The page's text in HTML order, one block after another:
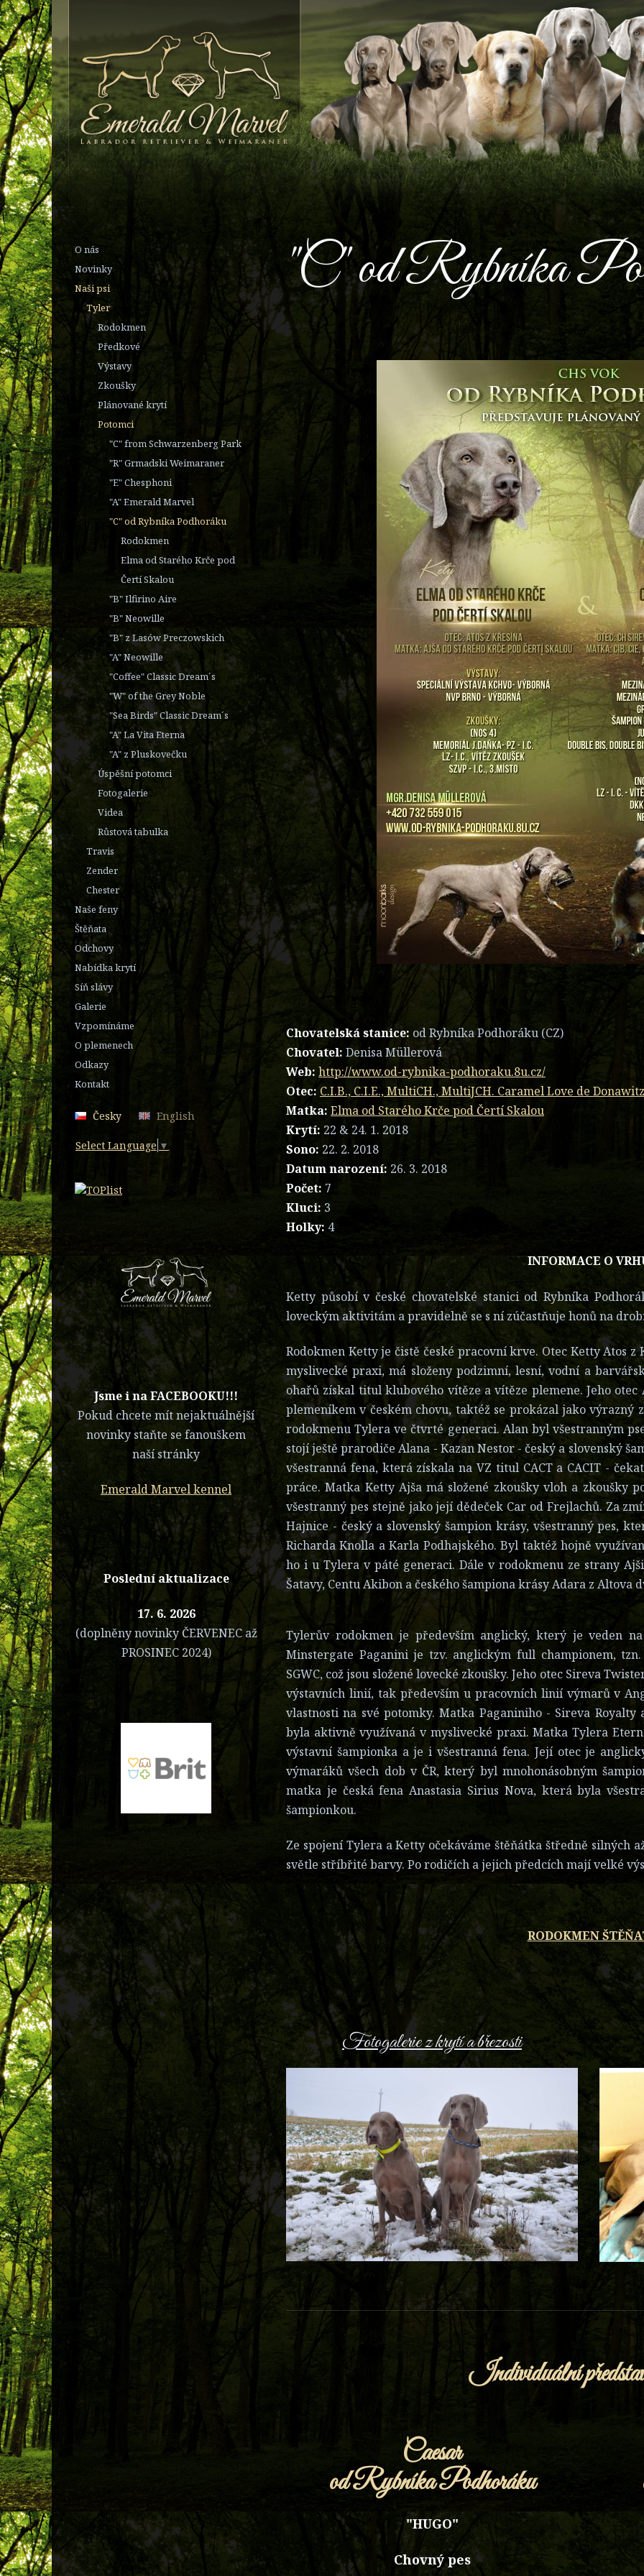
O nás
Novinky
Naši psi
Tyler
Rodokmen
Předkové
Výstavy
Zkoušky
Plánované krytí
Potomci
"C" from Schwarzenberg Park
"R" Grmadski Weimaraner
"E" Chesphoni
"A" Emerald Marvel
"C" od Rybníka Podhoráku
Rodokmen
Elma od Starého Krče pod
Čertí Skalou
"B" Ilfirino Aire
"B" Neowille
"B" z Lasów Preczowskich
"A" Neowille
"Coffee" Classic Dream´s
"W" of the Grey Noble
"Sea Birds" Classic Dream´s
"A" La Vita Eterna
"A" z Pluskovečku
Úspěšní potomci
Fotogalerie
Videa
Růstová tabulka
Travis
Zender
Chester
Naše feny
Štěňata
Odchovy
Nabídka krytí
Síň slávy
Galerie
Vzpomínáme
O plemenech
Odkazy
Kontakt
Česky English
Select Language ▼
​Jsme i na FACEBOOKU!!!
Pokud chcete mít nejaktuálnější
novinky staňte se fanouškem
naší stránky
Emerald Marvel kennel
Poslední aktualizace
17. 6. 2026
(doplněny novinky ČERVENEC až
PROSINEC 2024)
"C" od Rybníka
Chovatelská stanice: od Rybníka Podhoráku (CZ)
Chovatel: Denisa Müllerová
Web: http://www.od-rybnika-podhoraku.8u.cz/
Otec: C.I.B., C.I.E., MultiCH., MultiJCH. Caramel Love de Donawitz
Matka: Elma od Starého Krče pod Čertí Skalou
Krytí: 22 & 24. 1. 2018
Sono: 22. 2. 2018
Datum narození: 26. 3. 2018
Počet: 7
Kluci: 3
Holky: 4
INFORMACE O
Ketty působí v české chovatelské stanici od Rybníka
loveckým aktivitám a pravidelně se s ní zúčastňuje honů na
Rodokmen Ketty je čistě české pracovní krve. Otec Ketty Atos
myslivecké praxi, má složeny podzimní, lesní, vodní a
ohařů získal titul klubového vítěze a vítěze plemene. Jeho
plemeníkem v českém chovu, taktéž se prokázal jako výrazný
rodokmenu Tylera ve čtvrté generaci. Alan byl všestranným
stojí ještě prarodiče Alana - Kazan Nestor - český a slovenský
všestranná fena, která získala na VZ titul CACT a CACIT -
práce. Matka Ketty Ajša má složené zkoušky vloh a zkoušky
všestranný pes stejně jako její dědeček Car od Frejlachů. Za
Hajnice - český a slovenský šampion krásy, všestranný pes,
Richarda Knolla a Karla Podhajského. Byl taktéž hojně
ho i u Tylera v páté generaci. Dále v rodokmenu ze strany
Šatavy, Centu Akibon a českého šampiona krásy Adara z Altova
Tylerův rodokmen je především anglický, který je veden
Minstergate Paganini je tzv. anglickým full championem,
SGWC, což jsou složené lovecké zkoušky. Jeho otec Sireva
výstavních linií, tak především u pracovních linií výmarů v
vlastnosti na své potomky. Matka Paganiniho - Sireva
byla aktivně využívaná v myslivecké praxi. Matka Tylera
výstavní šampionka a je i všestranná fena. Její otec je
výmaráků všech dob v ČR, který byl mnohonásobným
matka je česká fena Anastasia Sirius Nova, která byla
šampionkou.
Ze spojení Tylera a Ketty očekáváme štěňátka štředně silných
světle stříbřité barvy. Po rodičích a jejich předcích mají velké
RODOKMEN
Fotogalerie z krytí a březosti
Individuální
Caesar
od Rybníka Podhoráku
"HUGO"
Chovný pes